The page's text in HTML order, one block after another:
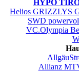
HYPO
Helios GRIZZLYS
SWD
VC.Olympia
Allianz